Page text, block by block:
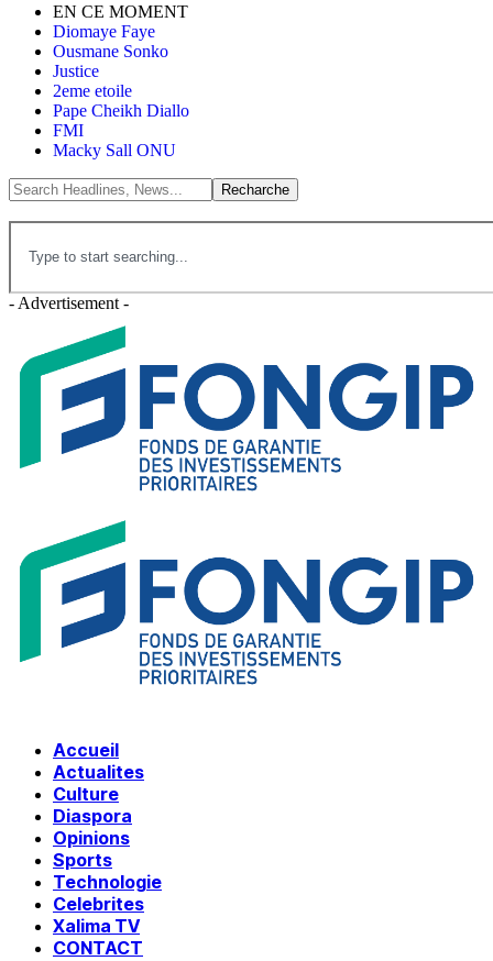
EN CE MOMENT
Diomaye Faye
Ousmane Sonko
Justice
2eme etoile
Pape Cheikh Diallo
FMI
Macky Sall ONU
- Advertisement -
Accueil
Actualites
Culture
Diaspora
Opinions
Sports
Technologie
Celebrites
Xalima TV
CONTACT